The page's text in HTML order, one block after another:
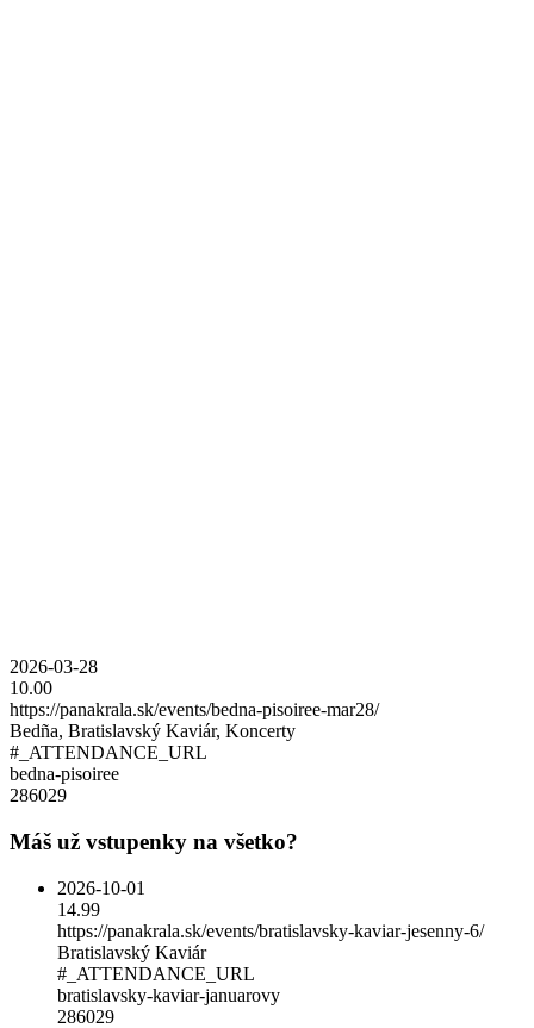
2026-03-28
10.00
https://panakrala.sk/events/bedna-pisoiree-mar28/
Bedña, Bratislavský Kaviár, Koncerty
#_ATTENDANCE_URL
bedna-pisoiree
286029
Máš už vstupenky na všetko?
2026-10-01
14.99
https://panakrala.sk/events/bratislavsky-kaviar-jesenny-6/
Bratislavský Kaviár
#_ATTENDANCE_URL
bratislavsky-kaviar-januarovy
286029